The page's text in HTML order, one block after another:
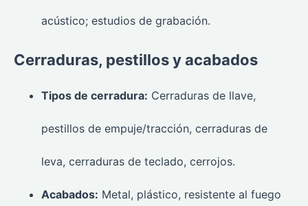
acústico; estudios de grabación.
Cerraduras, pestillos y acabados
Tipos de cerradura: Cerraduras de llave,
pestillos de empuje/tracción, cerraduras de
leva, cerraduras de teclado, cerrojos.
Acabados: Metal, plástico, resistente al fuego